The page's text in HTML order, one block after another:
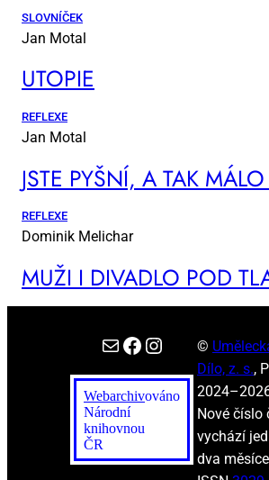
SLOVNÍČEK
Jan Motal
UTO­PIE
REFLEXE
Jan Motal
JSTE PYŠ­NÍ, A TAK
REFLEXE
Dominik Melichar
MUŽI I DI­VA­DLO POD
E-mail Facebook Instagram
Webarchivováno
Národní
knihovnou
ČR
©
Dílo, z. s.,
Nové číslo
vychází
dva měsíce